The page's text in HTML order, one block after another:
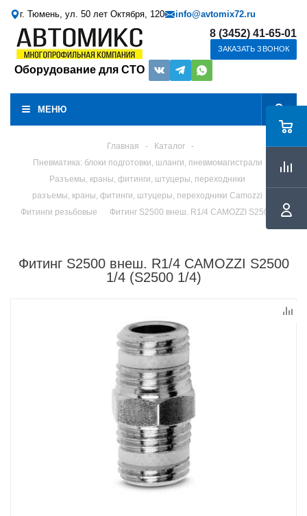
г. Тюмень, ул. 50 лет Октября, 120 info@avtomix72.ru
Оборудование для СТО
8 (3452) 41-65-01
ЗАКАЗАТЬ ЗВОНОК
МЕНЮ
Главная - Каталог
-
Пневматика: блоки подготовки, шланги, пневмомагистрали
Разъемы, краны, фитинги, штуцеры, переходники
разъемы, краны, фитинги, штуцеры, переходники Camozzi
Фитинги резьбовые
Фитинг S2500 внеш. R1/4 CAMOZZI S2500 1/4
Фитинг S2500 внеш. R1/4 CAMOZZI S2500
1/4 (S2500 1/4)